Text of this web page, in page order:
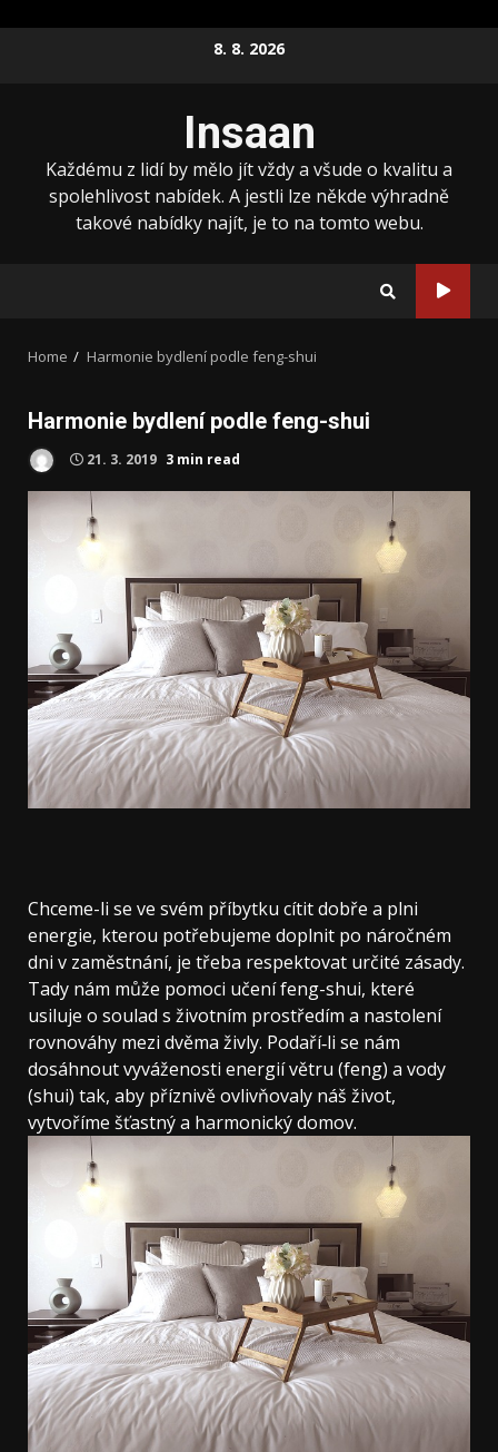
8. 8. 2026
Insaan
Každému z lidí by mělo jít vždy a všude o kvalitu a
spolehlivost nabídek. A jestli lze někde výhradně
takové nabídky najít, je to na tomto webu.
Home Harmonie bydlení podle feng-shui
Harmonie bydlení podle feng-shui
21. 3. 2019 3 min read
Chceme-li se ve svém příbytku cítit dobře a plni
energie, kterou potřebujeme doplnit po náročném
dni v zaměstnání, je třeba respektovat určité zásady.
Tady nám může pomoci učení feng-shui, které
usiluje o soulad s životním prostředím a nastolení
rovnováhy mezi dvěma živly. Podaří‑li se nám
dosáhnout vyváženosti energií větru (feng) a vody
(shui) tak, aby příznivě ovlivňovaly náš život,
vytvoříme šťastný a harmonický domov.